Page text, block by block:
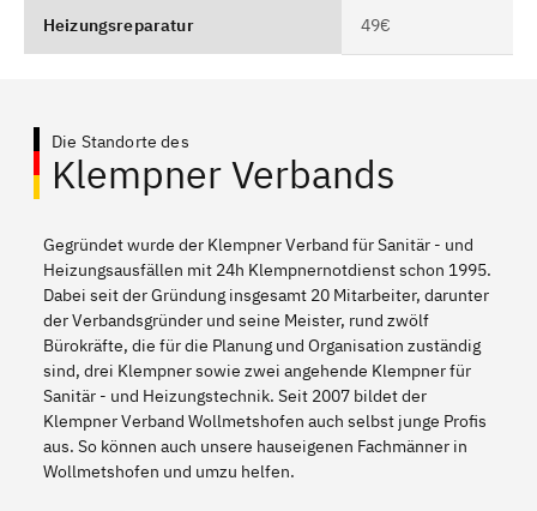
Heizungsreparatur 49€
Die Standorte des
Klempner Verbands
Gegründet wurde der Klempner Verband für Sanitär - und
Heizungsausfällen mit 24h Klempnernotdienst schon 1995.
Dabei seit der Gründung insgesamt 20 Mitarbeiter, darunter
der Verbandsgründer und seine Meister, rund zwölf
Bürokräfte, die für die Planung und Organisation zuständig
sind, drei Klempner sowie zwei angehende Klempner für
Sanitär - und Heizungstechnik. Seit 2007 bildet der
Klempner Verband Wollmetshofen auch selbst junge Profis
aus. So können auch unsere hauseigenen Fachmänner in
Wollmetshofen und umzu helfen.